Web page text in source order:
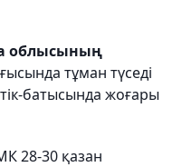
облысының
тұман түседі
батысында жоғары
28-30 қазан